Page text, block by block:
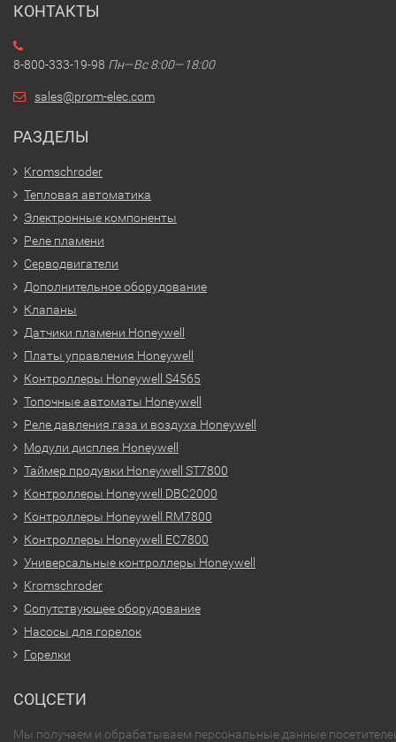
КОНТАКТЫ
8-800-333-19-98 Пн—Вс 8:00—18:00
sales@prom-elec.com
РАЗДЕЛЫ
Kromschroder
Тепловая автоматика
Электронные компоненты
Реле пламени
Серводвигатели
Дополнительное оборудование
Клапаны
Датчики пламени Honeywell
Платы управления Honeywell
Контроллеры Honeywell S4565
Топочные автоматы Honeywell
Реле давления газа и воздуха Honeywell
Модули дисплея Honeywell
Таймер продувки Honeywell ST7800
Контроллеры Honeywell DBC2000
Контроллеры Honeywell RM7800
Контроллеры Honeywell EC7800
Универсальные контроллеры Honeywell
Kromschroder
Сопутствующее оборудование
Насосы для горелок
Горелки
СОЦСЕТИ
Мы получаем и обрабатываем персональные данные